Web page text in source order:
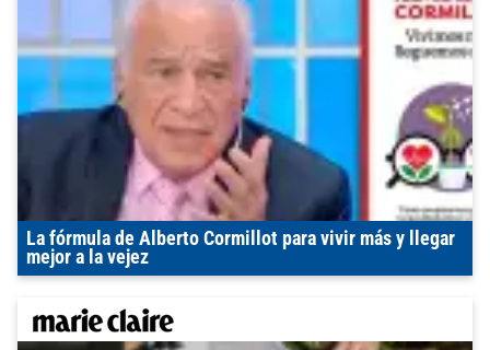
La fórmula de Alberto Cormillot para vivir más y llegar
mejor a la vejez